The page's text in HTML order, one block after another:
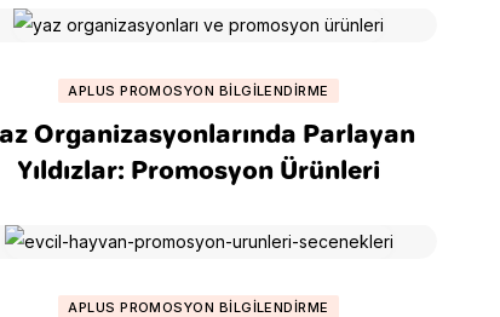
APLUS PROMOSYON BILGILENDIRME
Organizasyonlarında Parlayan
Yıldızlar: Promosyon Ürünleri
APLUS PROMOSYON BILGILENDIRME